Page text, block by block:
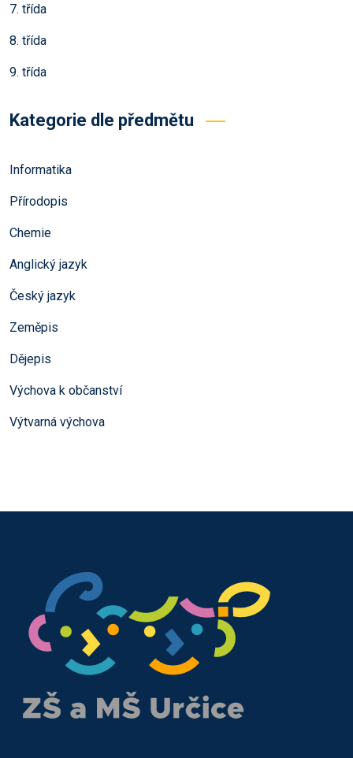
7. třída
8. třída
9. třída
Kategorie dle předmětu
Informatika
Přírodopis
Chemie
Anglický jazyk
Český jazyk
Zeměpis
Dějepis
Výchova k občanství
Výtvarná výchova